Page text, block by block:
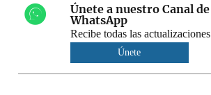
Únete a nuestro Canal de
WhatsApp
Recibe todas las actualizaciones
Únete